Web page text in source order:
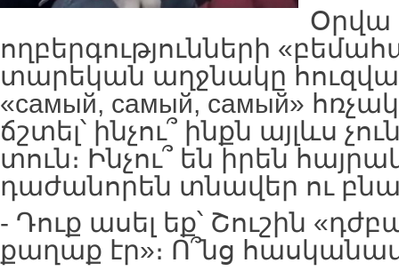
Օրվա
ողբերգությունների
տարեկան աղջնակը
«самый, самый, самый»
ճշտել՝ ինչու՞ ինքն այլևս
տուն։ Ինչու՞ են իրեն
դաժանորեն տնավեր ու
- Դուք ասել եք՝ Շուշին
քաղաք էր»։ Ո՞նց